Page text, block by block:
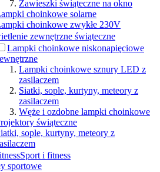
Zawieszki świąteczne na okno
choinkowe solarne
choinkowe zwykłe 230V
zewnętrzne świąteczne
Lampki choinkowe niskonapięciowe
Lampki choinkowe sznury LED z
zasilaczem
Siatki, sople, kurtyny, meteory z
zasilaczem
Węże i ozdobne lampki choinkowe
świąteczne
sople, kurtyny, meteory z
Sport i fitness
sportowe